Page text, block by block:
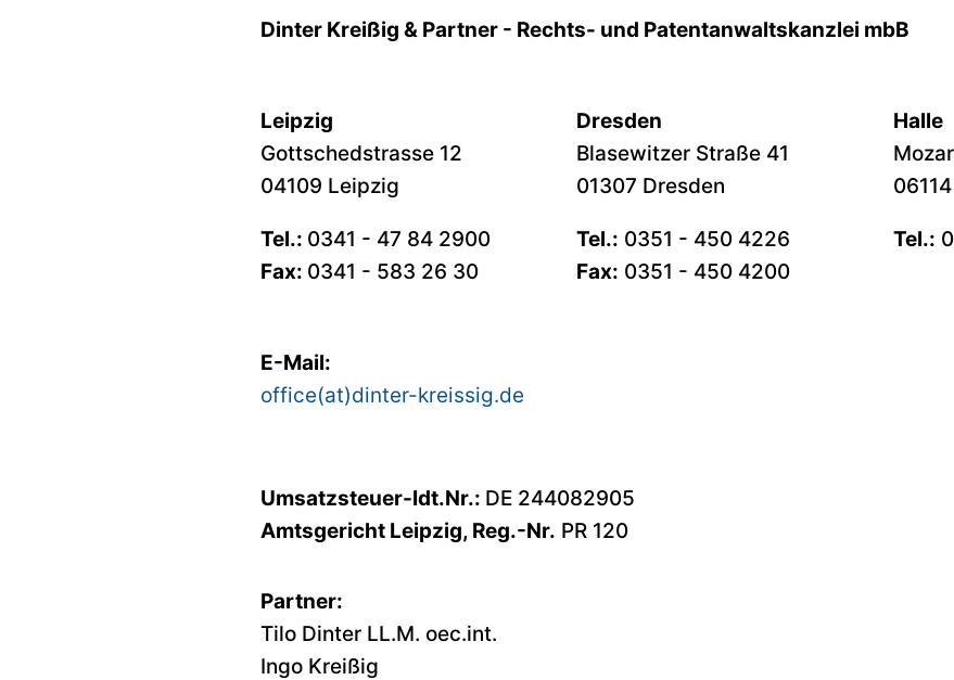
Dinter Kreißig & Partner - Rechts- und Patentanwaltskanzlei mbB
Leipzig
Gottschedstrasse 12
04109 Leipzig
Tel.: 0341 - 47 84 2900
Fax: 0341 - 583 26 30
Dresden
Blasewitzer Straße 41
01307 Dresden
Tel.: 0351 - 450 4226
Fax: 0351 - 450 4200
Halle
Tel.:
E-Mail:
office(at)dinter-kreissig.de
Umsatzsteuer-Idt.Nr.: DE 244082905
Amtsgericht Leipzig, Reg.-Nr. PR 120
Partner:
Tilo Dinter LL.M. oec.int.
Ingo Kreißig